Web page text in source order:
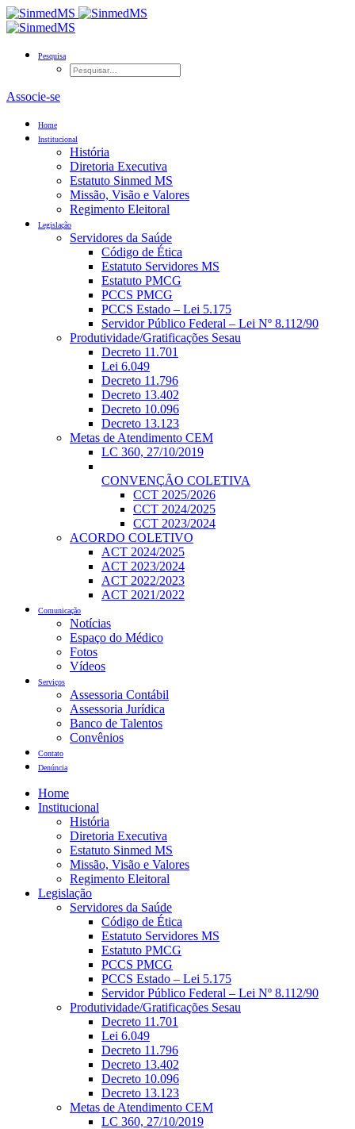
Pesquisa
Associe-se
Home
Institucional
História
Diretoria Executiva
Estatuto Sinmed MS
Missão, Visão e Valores
Regimento Eleitoral
Legislação
Servidores da Saúde
Código de Ética
Estatuto Servidores MS
Estatuto PMCG
PCCS PMCG
PCCS Estado – Lei 5.175
Servidor Público Federal – Lei Nº 8.112/90
Produtividade/Gratificações Sesau
Decreto 11.701
Lei 6.049
Decreto 11.796
Decreto 13.402
Decreto 10.096
Decreto 13.123
Metas de Atendimento CEM
LC 360, 27/10/2019
CONVENÇÃO COLETIVA
CCT 2025/2026
CCT 2024/2025
CCT 2023/2024
ACORDO COLETIVO
ACT 2024/2025
ACT 2023/2024
ACT 2022/2023
ACT 2021/2022
Comunicação
Notícias
Espaço do Médico
Fotos
Vídeos
Serviços
Assessoria Contábil
Assessoria Jurídica
Banco de Talentos
Convênios
Contato
Denúncia
Home
Institucional
História
Diretoria Executiva
Estatuto Sinmed MS
Missão, Visão e Valores
Regimento Eleitoral
Legislação
Servidores da Saúde
Código de Ética
Estatuto Servidores MS
Estatuto PMCG
PCCS PMCG
PCCS Estado – Lei 5.175
Servidor Público Federal – Lei Nº 8.112/90
Produtividade/Gratificações Sesau
Decreto 11.701
Lei 6.049
Decreto 11.796
Decreto 13.402
Decreto 10.096
Decreto 13.123
Metas de Atendimento CEM
LC 360, 27/10/2019